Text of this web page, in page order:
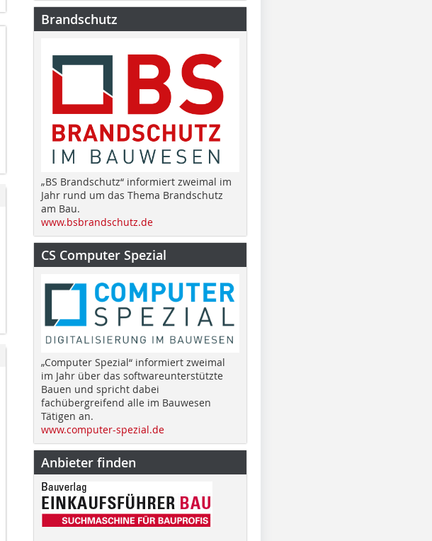
Brandschutz
„BS Brandschutz“ informiert zweimal im
Jahr rund um das Thema Brandschutz
am Bau.
www.bsbrandschutz.de
CS Computer Spezial
„Computer Spezial“ informiert zweimal
im Jahr über das softwareunterstützte
Bauen und spricht dabei
fachübergreifend alle im Bauwesen
Tätigen an.
www.computer-spezial.de
Anbieter finden